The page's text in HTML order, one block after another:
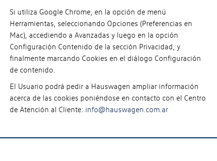
Si utiliza Google Chrome, en la opción de menú
Herramientas, seleccionando Opciones (Preferencias en
Mac), accediendo a Avanzadas y luego en la opción
Configuración Contenido de la sección Privacidad, y
finalmente marcando Cookies en el diálogo Configuración
de contenido.
El Usuario podrá pedir a Hauswagen ampliar información
acerca de las cookies poniéndose en contacto con el Centro
de Atención al Cliente: info@hauswagen.com.ar